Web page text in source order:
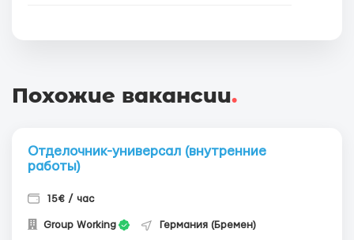
Похожие вакансии.
Отделочник-универсал (внутренние
работы)
15€ / час
Group Working Германия (Бремен)